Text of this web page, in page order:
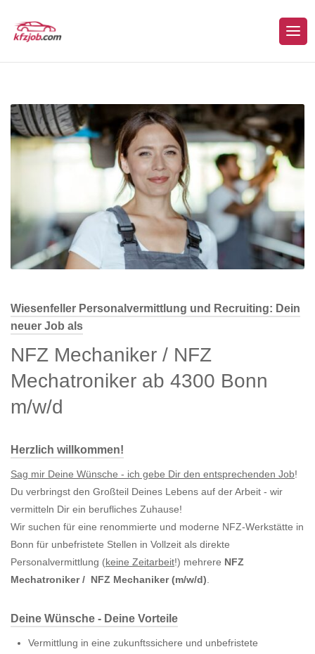
Wiesenfeller Personalvermittlung und Recruiting: Dein
neuer Job als
NFZ Mechaniker / NFZ
Mechatroniker ab 4300 Bonn
m/w/d
Herzlich willkommen!
Sag mir Deine Wünsche - ich gebe Dir den entsprechenden Job!
Du verbringst den Großteil Deines Lebens auf der Arbeit - wir
vermitteln Dir ein berufliches Zuhause!
Wir suchen für eine renommierte und moderne NFZ-Werkstätte in
Bonn für unbefristete Stellen in Vollzeit als direkte
Personalvermittlung (keine Zeitarbeit!) mehrere NFZ
Mechatroniker / NFZ Mechaniker (m/w/d)
Deine Wünsche - Deine Vorteile
Vermittlung in eine zukunftssichere und unbefristete